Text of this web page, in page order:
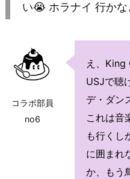
い😭 ホラナイ 行かな
コラボ部員
no6
え、King
USJで聴
デ・ダン
これは音
も行くし
に囲まれ
か、もう